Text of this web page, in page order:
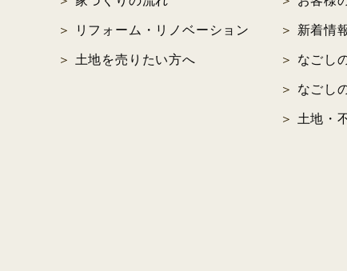
2020年10月 (6)
2020年08月 (1)
リフォーム・リノベーション
土地を売りたい方へ
新着情
なごし
なごし
土地・